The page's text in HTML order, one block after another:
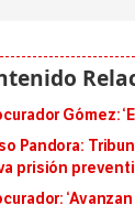
Gómez:
Pandora:
prisión